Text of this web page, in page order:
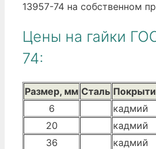
13957-74 на собственном
Цены на гайки
74:
Размер, мм Сталь
6
кадмий
20
кадмий
36
кадмий